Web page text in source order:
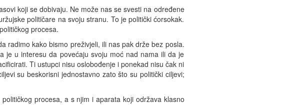
koji se dobivaju. Ne može nas se svesti na određene
političare na svoju stranu. To je politički ćorsokak.
procesa.
radimo kako bismo preživjeli, ili nas pak drže bez posla.
je u interesu da povećaju svoju moć nad nama ili da je
Ti ustupci nisu oslobođenje i ponekad nisu čak ni
su beskorisni jednostavno zato što su politički ciljevi;
procesa, a s njim i aparata koji održava klasno